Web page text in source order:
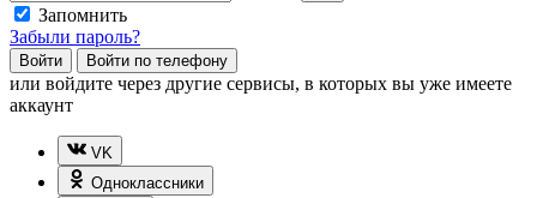
Запомнить
Забыли пароль?
Войти Войти по телефону
или войдите через другие сервисы, в которых вы уже имеете
аккаунт
VK
Одноклассники